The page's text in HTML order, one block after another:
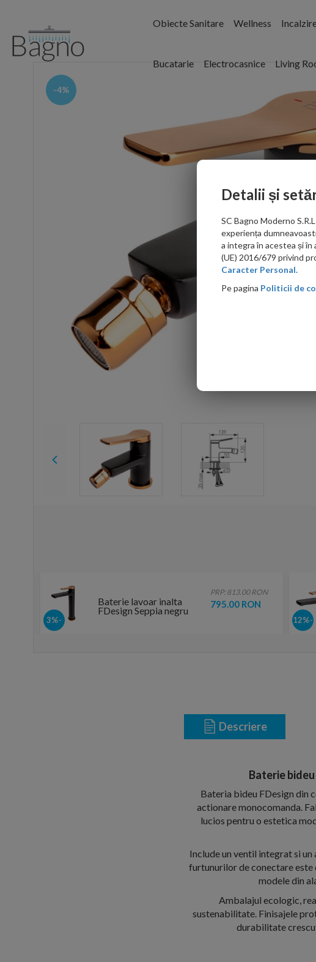
Obiecte Sanitare Wellness
Bucatarie Electrocasnice Living
-4%
-12%
-3%
Baterie lavoar inalta
FDesign Seppia negru
mat-rose gold
PRP: 813.00 RON
795.00 RON
Descriere
Baterie
Bateria bideu FDesign din
actionare monocomanda.
lucios pentru o estetica
Include un ventil integrat si
furtunurilor de conectare este
modele din
Ambalajul ecologic,
sustenabilitate. Finisajele
durabilitate
Detalii și
SC Bagno Moderno
experiența
a integra în acestea și
(UE) 2016/679 privind
Caracter Personal.
Pe pagina Politicii de